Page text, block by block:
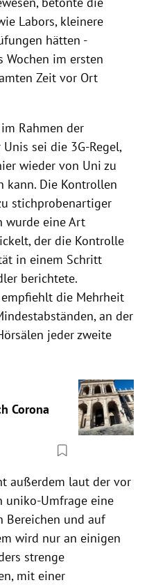
Labors, kleinere
hätten -
Wochen im ersten
Zeit vor Ort
Rahmen der
sei die 3G-Regel,
wieder von Uni zu
kann. Die Kontrollen
stichprobenartiger
wurde eine Art
der die Kontrolle
in einem Schritt
berichtete.
die Mehrheit
an der
jeder zweite
Corona
außerdem laut der vor
uniko-Umfrage eine
und auf
wird nur an einigen
strenge
mit einer